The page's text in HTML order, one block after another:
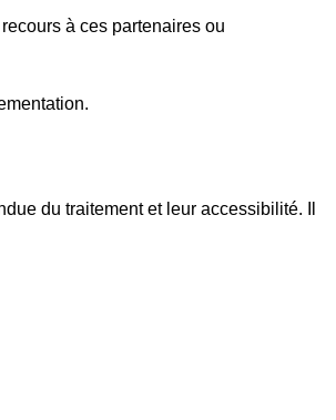
à ces partenaires ou
du traitement et leur accessibilité. Il